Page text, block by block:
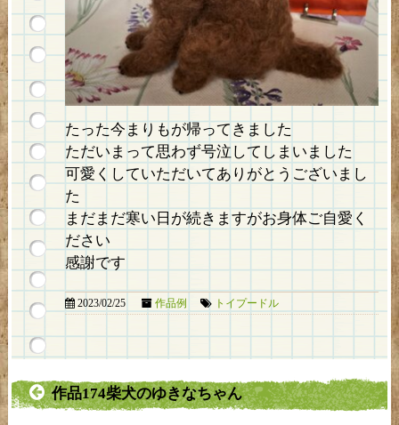
たった今まりもが帰ってきました
ただいまって思わず号泣してしまいました
可愛くしていただいてありがとうございまし
た
まだまだ寒い日が続きますがお身体ご自愛く
ださい
感謝です
2023/02/25 作品例 トイプードル
作品174柴犬のゆきなちゃん